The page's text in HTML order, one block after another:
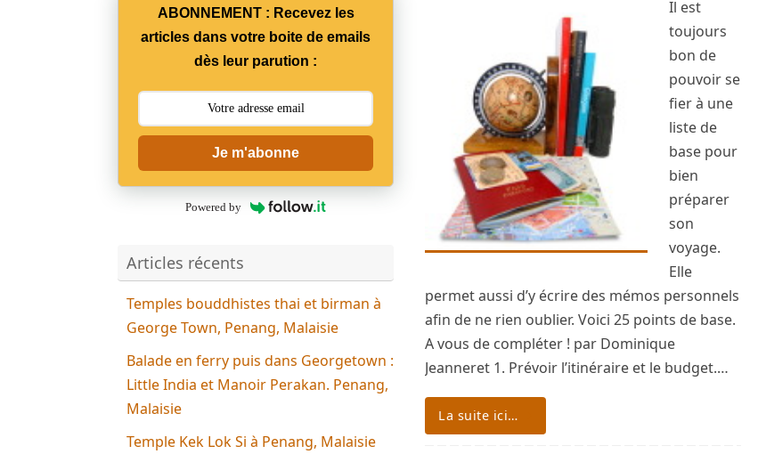
Il est
toujours
bon de
pouvoir se
fier à une
liste de
base pour
bien
préparer
son
voyage.
Elle
permet aussi d’y écrire des mémos personnels
afin de ne rien oublier. Voici 25 points de base.
A vous de compléter ! par Dominique
Jeanneret 1. Prévoir l’itinéraire et le budget.…
La suite ici…
ABONNEMENT : Recevez les
articles dans votre boite de emails
dès leur parution :
Je m'abonne
Powered by
Articles récents
Temples bouddhistes thai et birman à
George Town, Penang, Malaisie
Balade en ferry puis dans Georgetown :
Little India et Manoir Perakan. Penang,
Malaisie
Temple Kek Lok Si à Penang, Malaisie